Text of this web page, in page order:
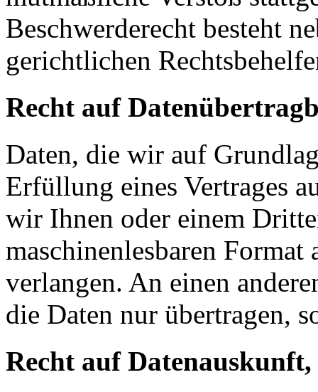
Beschwerderecht besteht
gerichtlichen
Recht auf
Daten, die wir auf
Erfüllung eines Vertrages
wir Ihnen oder einem
maschinenlesbaren Format
verlangen. An einen
die Daten nur übertragen,
Recht auf